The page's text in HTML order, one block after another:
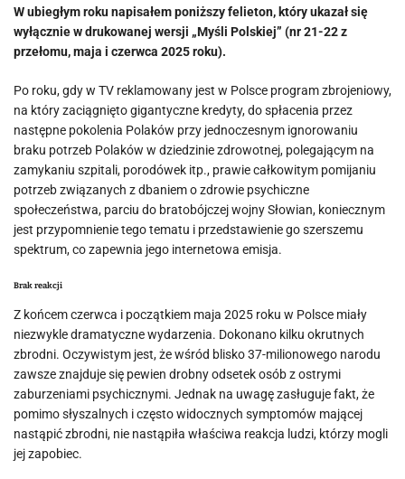
W ubiegłym roku napisałem poniższy felieton, który ukazał się
wyłącznie w drukowanej wersji „Myśli Polskiej” (nr 21-22 z
przełomu, maja i czerwca 2025 roku).
Po roku, gdy w TV reklamowany jest w Polsce program zbrojeniowy,
na który zaciągnięto gigantyczne kredyty, do spłacenia przez
następne pokolenia Polaków przy jednoczesnym ignorowaniu
braku potrzeb Polaków w dziedzinie zdrowotnej, polegającym na
zamykaniu szpitali, porodówek itp., prawie całkowitym pomijaniu
potrzeb związanych z dbaniem o zdrowie psychiczne
społeczeństwa, parciu do bratobójczej wojny Słowian, koniecznym
jest przypomnienie tego tematu i przedstawienie go szerszemu
spektrum, co zapewnia jego internetowa emisja.
Brak reakcji
Z końcem czerwca i początkiem maja 2025 roku w Polsce miały
niezwykle dramatyczne wydarzenia. Dokonano kilku okrutnych
zbrodni. Oczywistym jest, że wśród blisko 37-milionowego narodu
zawsze znajduje się pewien drobny odsetek osób z ostrymi
zaburzeniami psychicznymi. Jednak na uwagę zasługuje fakt, że
pomimo słyszalnych i często widocznych symptomów mającej
nastąpić zbrodni, nie nastąpiła właściwa reakcja ludzi, którzy mogli
jej zapobiec.